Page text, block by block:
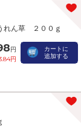
れん草 ２００ｇ
円
円
カートに
追加する